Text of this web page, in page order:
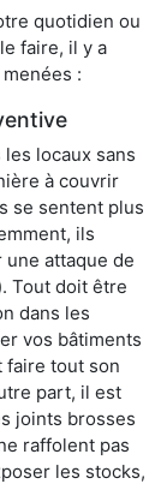
quotidien ou
faire, il y a
:
locaux sans
à couvrir
se sentent plus
ils
attaque de
Tout doit être
dans les
vos bâtiments
faire tout son
part, il est
joints brosses
raffolent pas
les stocks,